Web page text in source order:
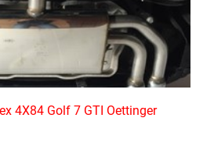
4X84 Golf 7 GTI Oettinger